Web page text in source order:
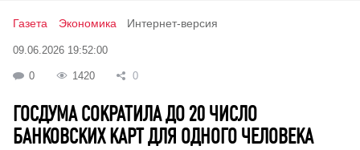
Газета Экономика Интернет-версия
09.06.2026 19:52:00
0 1420 0
ГОСДУМА СОКРАТИЛА ДО 20 ЧИСЛО
БАНКОВСКИХ КАРТ ДЛЯ ОДНОГО ЧЕЛОВЕКА